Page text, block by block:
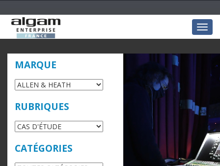
MARQUE
RUBRIQUES
CATÉGORIES